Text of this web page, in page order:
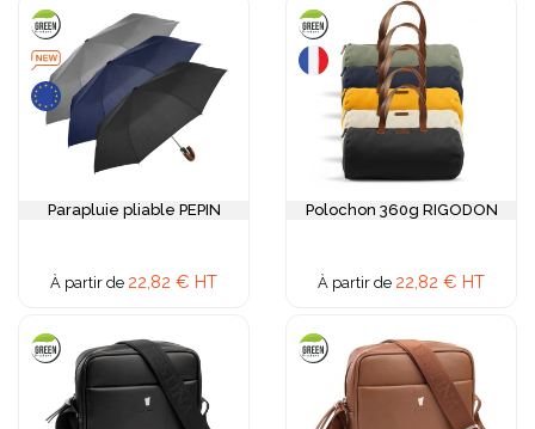
Parapluie pliable PEPIN
À partir de 22,82 € HT
Polochon 360g RIGODON
À partir de 22,82 € HT